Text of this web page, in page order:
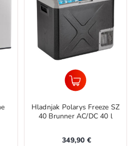
Hladnjak Polarys Freeze SZ
40 Brunner AC/DC 40 l
349,90 €